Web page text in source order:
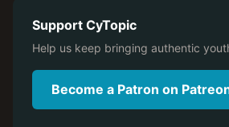
Support CyTopic
Help us keep bringing authentic
Become a Patron on